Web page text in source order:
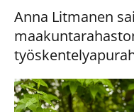
Anna Litmanen